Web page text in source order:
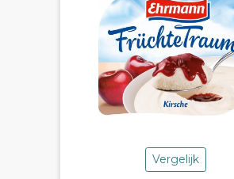
Vergelijk